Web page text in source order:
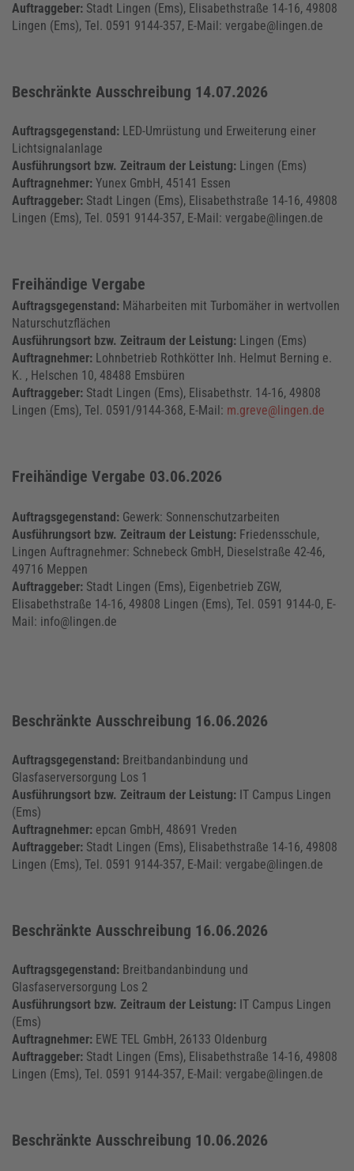
Auftraggeber: Stadt Lingen (Ems), Elisabethstraße 14-16, 49808
Lingen (Ems), Tel. 0591 9144-357, E-Mail: vergabe@lingen.de
Beschränkte Ausschreibung 14.07.2026
Auftragsgegenstand: LED-Umrüstung und Erweiterung einer
Lichtsignalanlage
Ausführungsort bzw. Zeitraum der Leistung: Lingen (Ems)
Auftragnehmer: Yunex GmbH, 45141 Essen
Auftraggeber: Stadt Lingen (Ems), Elisabethstraße 14-16, 49808
Lingen (Ems), Tel. 0591 9144-357, E-Mail: vergabe@lingen.de
Freihändige Vergabe
Auftragsgegenstand: Mäharbeiten mit Turbomäher in wertvollen
Naturschutzflächen
Ausführungsort bzw. Zeitraum der Leistung: Lingen (Ems)
Auftragnehmer: Lohnbetrieb Rothkötter Inh. Helmut Berning e.
K. , Helschen 10, 48488 Emsbüren
Auftraggeber: Stadt Lingen (Ems), Elisabethstr. 14-16, 49808
Lingen (Ems), Tel. 0591/9144-368, E-Mail: m.greve@lingen.de
Freihändige Vergabe 03.06.2026
Auftragsgegenstand: Gewerk: Sonnenschutzarbeiten
Ausführungsort bzw. Zeitraum der Leistung: Friedensschule,
Lingen Auftragnehmer: Schnebeck GmbH, Dieselstraße 42-46,
49716 Meppen
Auftraggeber: Stadt Lingen (Ems), Eigenbetrieb ZGW,
Elisabethstraße 14-16, 49808 Lingen (Ems), Tel. 0591 9144-0, E-
Mail: info@lingen.de
Beschränkte Ausschreibung 16.06.2026
Auftragsgegenstand: Breitbandanbindung und
Glasfaserversorgung Los 1
Ausführungsort bzw. Zeitraum der Leistung: IT Campus Lingen
(Ems)
Auftragnehmer: epcan GmbH, 48691 Vreden
Auftraggeber: Stadt Lingen (Ems), Elisabethstraße 14-16, 49808
Lingen (Ems), Tel. 0591 9144-357, E-Mail: vergabe@lingen.de
Beschränkte Ausschreibung 16.06.2026
Auftragsgegenstand: Breitbandanbindung und
Glasfaserversorgung Los 2
Ausführungsort bzw. Zeitraum der Leistung: IT Campus Lingen
(Ems)
Auftragnehmer: EWE TEL GmbH, 26133 Oldenburg
Auftraggeber: Stadt Lingen (Ems), Elisabethstraße 14-16, 49808
Lingen (Ems), Tel. 0591 9144-357, E-Mail: vergabe@lingen.de
Beschränkte Ausschreibung 10.06.2026